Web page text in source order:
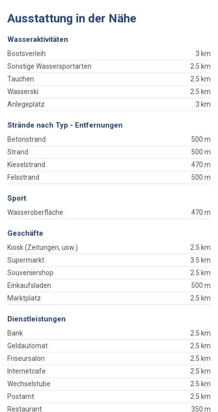
Ausstattung in der Nähe
Wasseraktivitäten
Bootsverleih
3 km
Sonstige Wassersportarten
2.5 km
Tauchen
2.5 km
Wasserski
2.5 km
Anlegeplatz
3 km
Strände nach Typ - Entfernungen
Betonstrand
500 m
Strand
500 m
Kieselstrand
470 m
Felsstrand
500 m
Sport
Wasseroberfläche 470 m
Geschäfte
Kiosk (Zeitungen, usw.)
2.5 km
Supermarkt
3.5 km
Souveniershop
2.5 km
Einkaufsladen
500 m
Marktplatz
2.5 km
Dienstleistungen
Bank
2.5 km
Geldautomat
2.5 km
Friseursalon
2.5 km
Internetcafe
2.5 km
Wechselstube
2.5 km
Postamt
2.5 km
Restaurant
350 m